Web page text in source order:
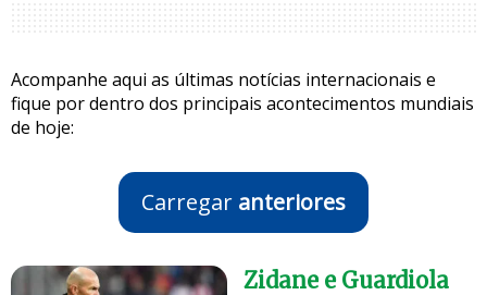
Acompanhe aqui as últimas notícias internacionais e
fique por dentro dos principais acontecimentos mundiais
de hoje:
Carregar anteriores
Zidane e Guardiola